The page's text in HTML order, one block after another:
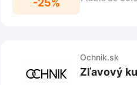
-25%
Ochnik.sk
Zľavový